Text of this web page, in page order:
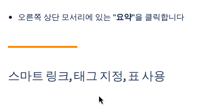
오른쪽 상단 모서리에 있는 "요약"을 클릭합니다
스마트 링크, 태그 지정, 표 사용